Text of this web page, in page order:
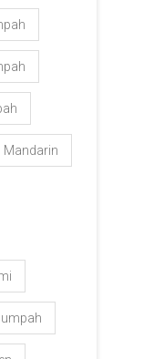
Mandarin